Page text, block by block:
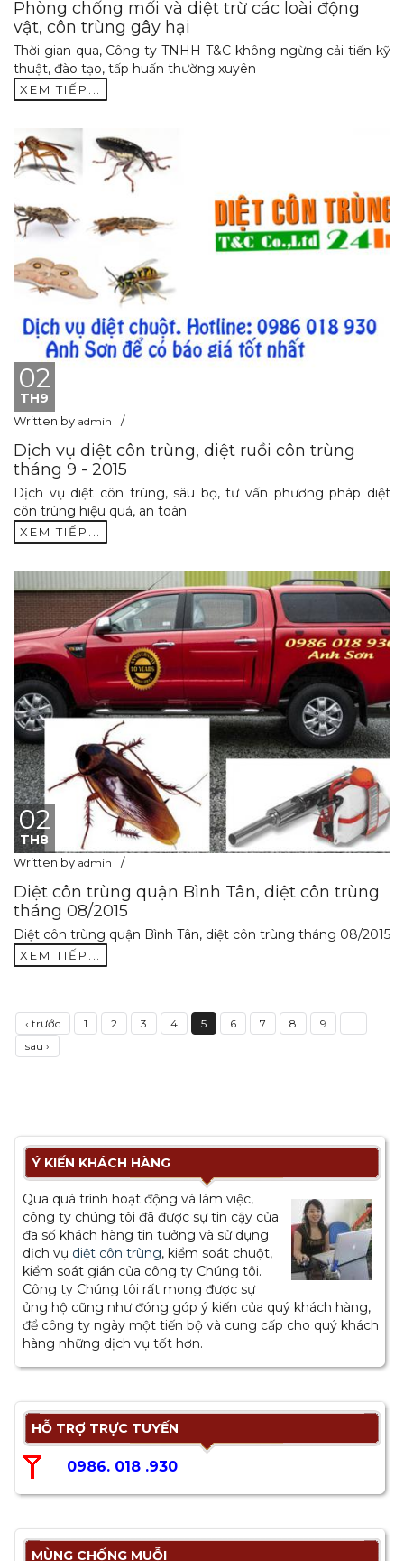
Phòng chống mối và diệt trừ các loài động
vật, côn trùng gây hại
Thời gian qua, Công ty TNHH T&C không ngừng cải tiến kỹ
thuật, đào tạo, tấp huấn thường xuyên
XEM TIẾP...
02
TH9
Written by admin
Dịch vụ diệt côn trùng, diệt ruồi côn trùng
tháng 9 - 2015
Dịch vụ diệt côn trùng, sâu bọ, tư vấn phương pháp diệt
côn trùng hiệu quả, an toàn
XEM TIẾP...
02
TH8
Written by admin
Diệt côn trùng quận Bình Tân, diệt côn trùng
tháng 08/2015
Diệt côn trùng quận Bình Tân, diệt côn trùng tháng 08/2015
XEM TIẾP...
‹ trước 1 2 3 4 5 6 7 8 9
…
sau ›
Ý KIẾN KHÁCH HÀNG
Qua quá trình hoạt động và làm việc,
công ty chúng tôi đã được sự tin cậy của
đa số khách hàng tin tưởng và sử dụng
dịch vụ diệt côn trùng, kiểm soát chuột,
kiểm soát gián của công ty Chúng tôi.
Công ty Chúng tôi rất mong được sự
ủng hộ cũng như đóng góp ý kiến của quý khách hàng,
để công ty ngày một tiến bộ và cung cấp cho quý khách
hàng những dịch vụ tốt hơn.
HỖ TRỢ TRỰC TUYẾN
0986. 018 .930
MÙNG CHỐNG MUỖI